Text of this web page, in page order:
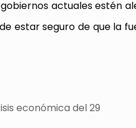
actuales estén
estar seguro de que la